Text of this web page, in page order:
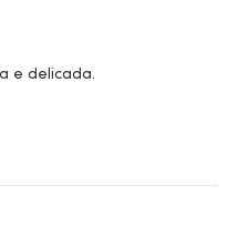
e delicada.